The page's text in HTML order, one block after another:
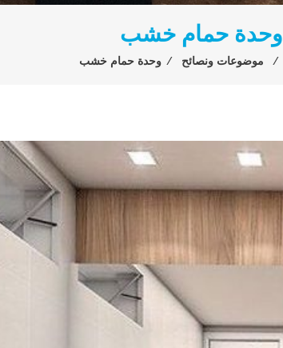
وحدة حمام خشب
⁄ موضوعات ونصائح ⁄ وحدة حمام خشب